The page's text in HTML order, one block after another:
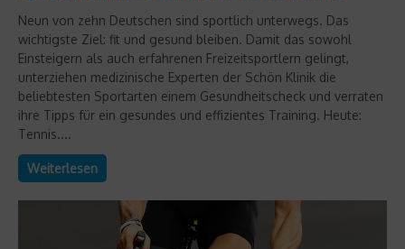
Neun von zehn Deutschen sind sportlich unterwegs. Das
wichtigste Ziel: fit und gesund bleiben. Damit das sowohl
Einsteigern als auch erfahrenen Freizeitsportlern gelingt,
unterziehen medizinische Experten der Schön Klinik die
beliebtesten Sportarten einem Gesundheitscheck und verraten
ihre Tipps für ein gesundes und effizientes Training. Heute:
Tennis....
Weiterlesen